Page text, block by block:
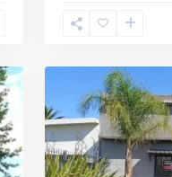
Peñarol